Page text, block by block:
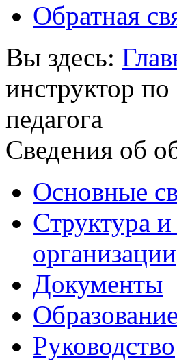
Обратная
Вы здесь:
инструктор
педагога
Сведения об
Основные
Структура
организации
Документы
Образование
Руководство